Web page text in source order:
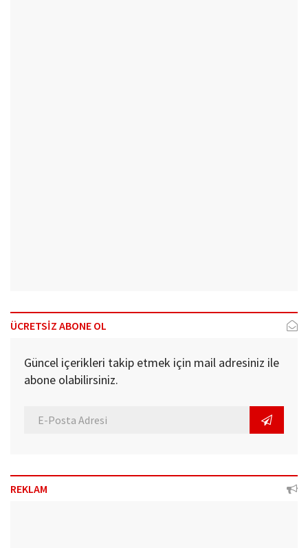
ÜCRETSİZ ABONE OL
Güncel içerikleri takip etmek için mail adresiniz ile
abone olabilirsiniz.
REKLAM